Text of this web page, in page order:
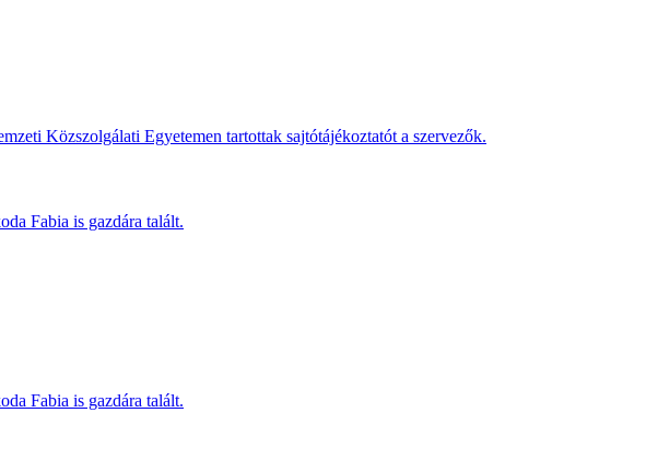
Közszolgálati Egyetemen tartottak sajtótájékoztatót a szervezők.
Fabia is gazdára talált.
Fabia is gazdára talált.